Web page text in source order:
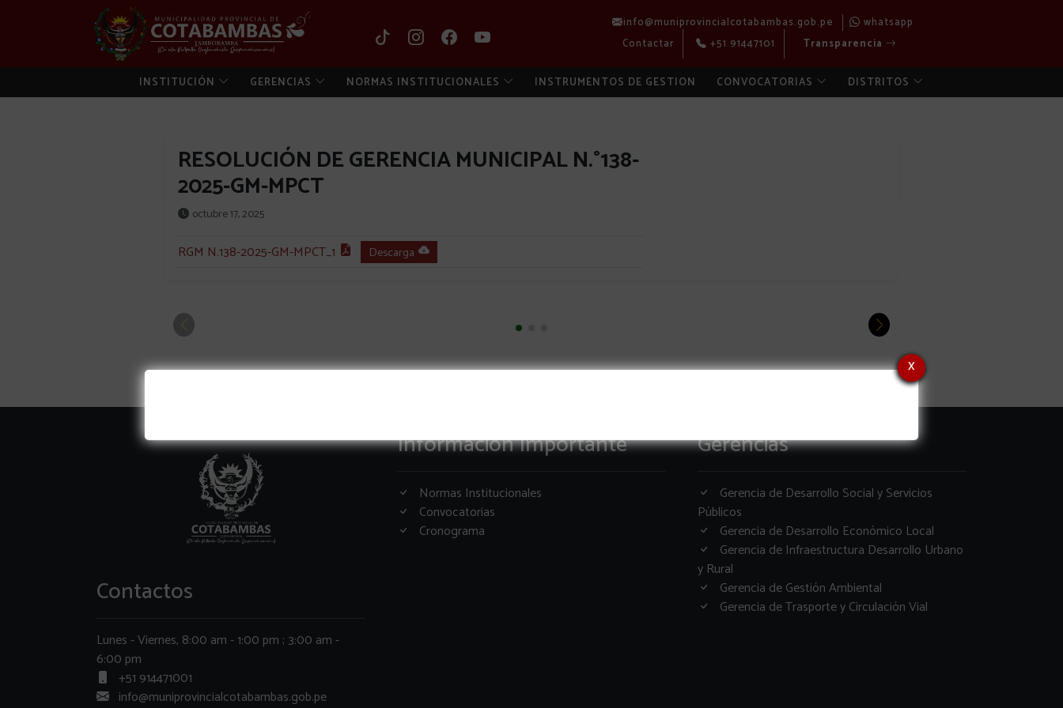
info@muniprovincialcotabambas.gob.pe
whatsapp
Contactar
+51 91447101 Transparencia
INSTITUCIÓN GERENCIAS NORMAS INSTITUCIONALES INSTRUMENTOS DE GESTION CONVOCATORIAS DISTRITOS
RESOLUCIÓN DE GERENCIA MUNICIPAL N.°138-
2025-GM-MPCT
octubre 17, 2025
RGM N.138-2025-GM-MPCT_1 Descarga
x
Contactos
Lunes - Viernes, 8:00 am - 1:00 pm ; 3:00 am -
6:00 pm
+51 914471001
info@muniprovincialcotabambas.gob.pe
Informacion Importante
Normas Institucionales
Convocatorias
Cronograma
Gerencias
Gerencia de Desarrollo Social y Servicios
Públicos
Gerencia de Desarrollo Económico Local
Gerencia de Infraestructura Desarrollo Urbano
y Rural
Gerencia de Gestión Ambiental
Gerencia de Trasporte y Circulación Vial